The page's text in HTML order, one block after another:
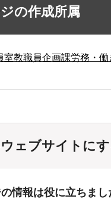
の作成所属
室教職員企画課労務・
ェブサイトに
情報は役に立ちまし